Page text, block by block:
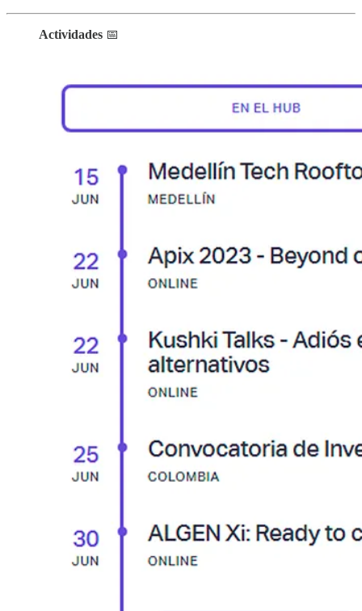
Actividades 📅